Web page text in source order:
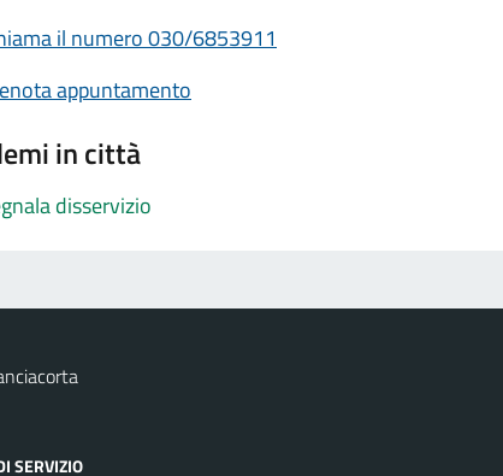
il numero 030/6853911
appuntamento
in città
disservizio
SERVIZIO